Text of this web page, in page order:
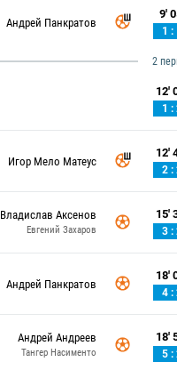
Андрей Панкратов
9'
1 :
2
12'
1 :
Игор Мело Матеус
12'
2 :
Владислав Аксенов
Евгений Захаров
15'
3 :
Андрей Панкратов
18'
4 :
Андрей Андреев
Тангер Насименто
18'
5 :